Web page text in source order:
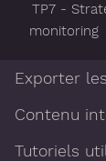
TP7 -
monitoring
Exporter
Contenu
Tutoriels